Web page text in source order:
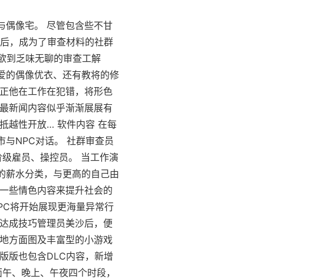
偶像宅。 尽管包含些不甘
，成为了审查材料的社群
到乏味无聊的审查工解
的偶像优衣、还有教将的修
他在工作在犯错，将形色
新闻内容似乎渐渐展展有
越性开放… 软件内容 在每
与NPC对话。 社群审查员
雇员、操控员。 当工作演
薪水分类，与更高的自己由
些情色内容来提升社会的
将开始展现更海量异常行
成技巧管理员美沙后，便
方面图及丰富型的小游戏
版也包含DLC内容，新增
、晚上、午夜四个时段，